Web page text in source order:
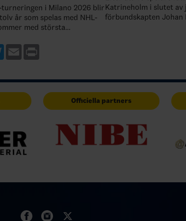
turneringen i Milano 2026 blir
år som spelas med NHL-
med största
den preliminära grupp…
Katrineholm i slutet av
förbundskapten Johan
TwitterEmail
Officiella partners